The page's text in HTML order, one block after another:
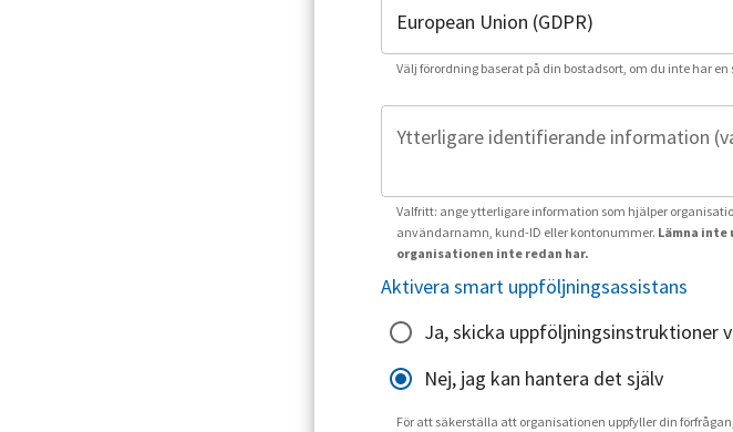
Välj förordning baserat på din bostadsort, om du inte har
Ytterligare identifierande information
Valfritt: ange ytterligare information som hjälper
användarnamn, kund-ID eller kontonummer. Lämna
organisationen inte redan har.
Aktivera smart uppföljningsassistans
Ja, skicka uppföljningsinstruktioner
Nej, jag kan hantera det själv
För att säkerställa att organisationen uppfyller din